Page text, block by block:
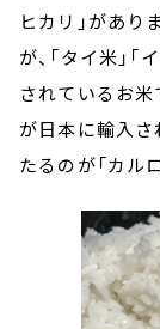
ヒカリ」があり
が、「タイ米」
されているお米
が日本に輸入さ
たるのが「カル